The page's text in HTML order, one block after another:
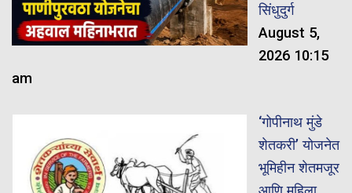
सिंधुदुर्ग
August 5,
2026 10:15
am
‘गोपीनाथ मुंडे
शेतकरी’ योजनेत
भूमिहीन शेतमजूर